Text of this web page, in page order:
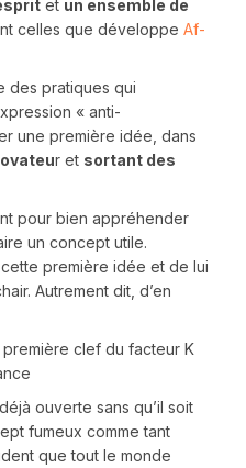
et un ensemble de
celles que développe Af-
des pratiques qui
« anti-
une première idée, dans
r et sortant des
pour bien appréhender
un concept utile.
première idée et de lui
Autrement dit, d’en
première clef du facteur K
ouverte sans qu’il soit
fumeux comme tant
que tout le monde